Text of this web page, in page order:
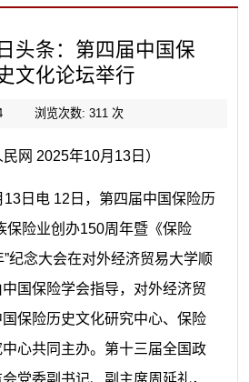
头条：第四届中国保
文化论坛举行
浏览次数: 311 次
民网 2025年10月13日）
13日电 12日，第四届中国保险历
险业创办150周年暨《保险
纪念大会在对外经济贸易大学顺
国保险学会指导，对外经济贸
保险历史文化研究中心、保险
心共同主办。第十三届全国政
党委副书记、副主席周延礼，